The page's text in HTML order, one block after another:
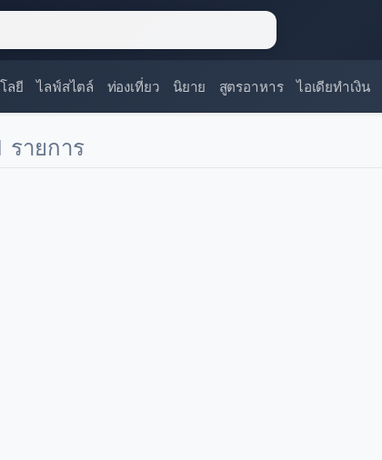
ลยี ไลฟ์สไตล์ ท่องเที่ยว นิยาย สูตรอาหาร ไอเดียทำเงิน
รายการ